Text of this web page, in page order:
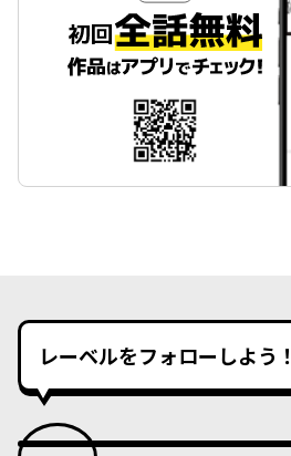
レーベルをフォローしよう！